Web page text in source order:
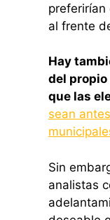
preferirían
al frente
Hay
del propio
que las
sean
Sin
analistas